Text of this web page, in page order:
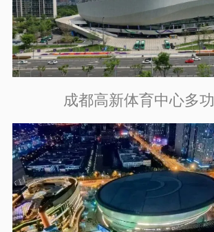
成都高新体育中心多